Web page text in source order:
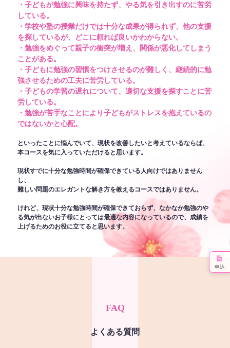
・子どもが勉強に興味を持たず、やる気を引き出すのに苦労
している。
・学校や塾の授業だけでは十分な成果が得られず、他の支援
を探しているが、どこに頼れば良いかわからない。
・勉強をめぐって親子の衝突が増え、関係が悪化してしまう
ことがある。
・子どもに勉強の習慣をつけさせるのが難しく、継続的に勉
強させるための工夫に苦労している。
・子どもの学習の遅れについて、適切な支援を探すことに苦
労している。
・勉強が苦手なことにより子どもがストレスを抱えているの
ではないかと心配。
といったことに悩んでいて、現状を改善したいと考えているならば、
本コースを気に入っていただけると思います。
現状すでに十分な勉強時間が確保できている人向けではありません
し、
難しい問題のエレガントな解き方を教えるコースではありません。
けれど、現状十分な勉強時間が確保できておらず、なかなか勉強のや
る気が出ないお子様にとっては最適な内容になっているので、成績を
上げるためのお役に立てると思います。
FAQ
よくある質問
申込